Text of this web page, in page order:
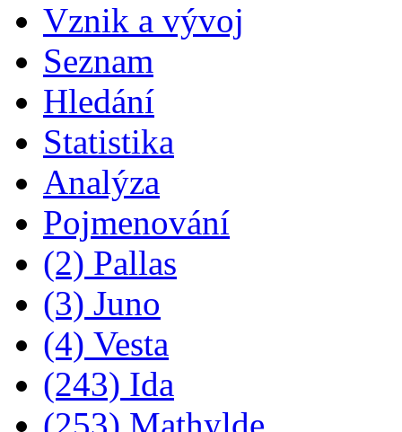
Vznik a vývoj
Seznam
Hledání
Statistika
Analýza
Pojmenování
(2) Pallas
(3) Juno
(4) Vesta
(243) Ida